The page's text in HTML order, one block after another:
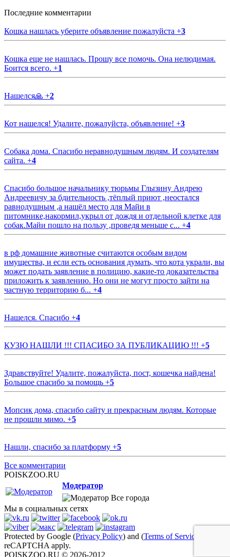
Последние комментарии
Кошка нашлась уберите объявление пожалуйста +3
Кошка еще не нашлась. Прошу все помочь. Она нелюдимая.
Боится всего. +1
Нашелся🙏 +2
Кот нашелся! Удалите, пожалуйста, объявление! +3
Собака дома. Спасибо неравнодушным людям. И создателям
сайта. +4
Спасибо большое начальнику тюрьмы Глызину Андрею
Андреевичу за бдительность ,тёплый приют ,неостался
равнодушным ,а нашёл место для Майи в
питомнике,накормил,укрыл от дождя и отдельной клетке для
собак.Майи пошло на пользу ,проведя меньше с... +4
в рф домашние животные считаются особым видом
имущества, и если есть основания думать, что кота украли, вы
может подать заявление в полицию, какие-то доказательства
приложить к заявлению. Но они не могут просто зайти на
частную территорию б... +4
Нашелся. Спасибо +4
КУЗЮ НАШЛИ !!! СПАСИБО ЗА ПУБЛИКАЦИЮ !!! +5
Здравствуйте! Удалите, пожалуйста, пост, кошечка найдена!
Большое спасибо за помощь +5
Мопсик дома, спасибо сайту и прекрасным людям. Которые
не прошли мимо. +5
Нашли, спасибо за платформу +5
Все комментарии
POISKZOO.RU
Модератор
Все города
Мы в социальных сетях
Protected by Google (Privacy Policy) and (Terms of Service
reCAPTCHA apply.
POISKZOO.RU © 2026-2012